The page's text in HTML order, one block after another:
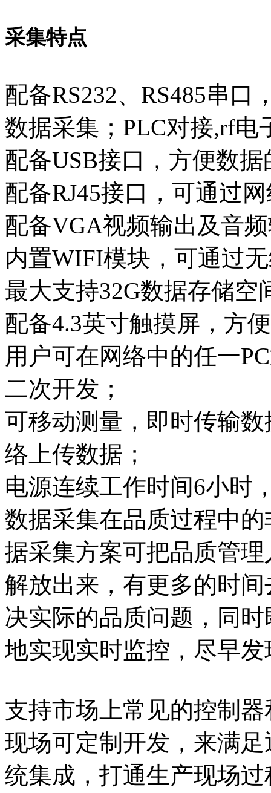
采集特点
配备RS232、RS485串
数据采集；PLC对接,rf电
配备USB接口，方便数据
配备RJ45接口，可通过
配备VGA视频输出及音
内置WIFI模块，可通过
最大支持32G数据存储空
配备4.3英寸触摸屏，方
用户可在网络中的任一
二次开发；
可移动测量，即时传输
络上传数据；
电源连续工作时间6小时
数据采集在品质过程中
据采集方案可把品质管
解放出来，有更多的时间
决实际的品质问题，同
地实现实时监控，尽早
支持市场上常见的控制
现场可定制开发，来满
统集成，打通生产现场